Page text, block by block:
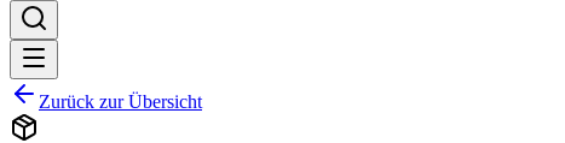
Zurück zur Übersicht